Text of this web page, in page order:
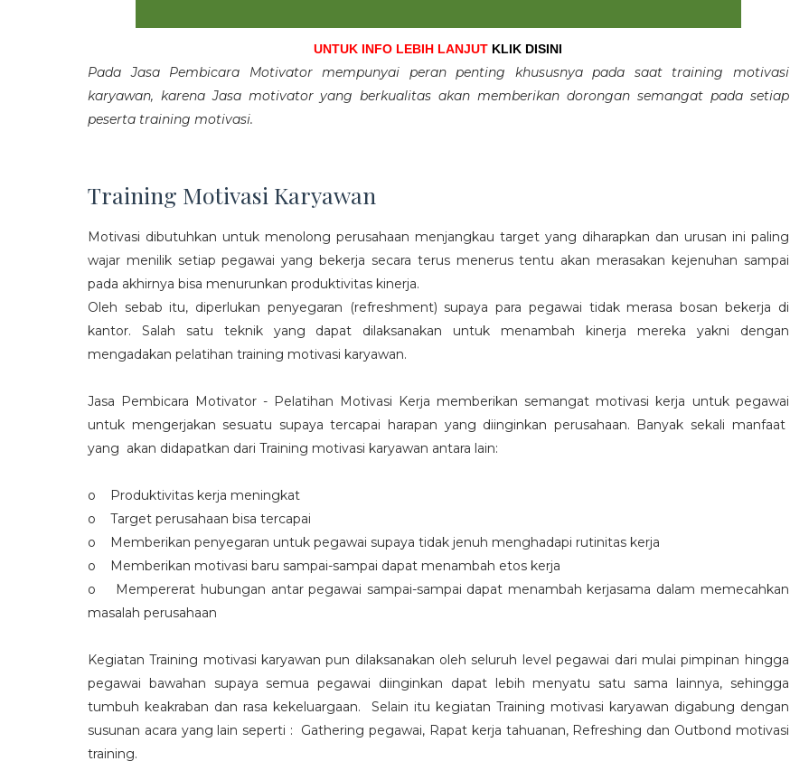
UNTUK INFO LEBIH LANJUT KLIK DISINI
Pada Jasa Pembicara Motivator mempunyai peran penting khususnya pada saat training motivasi
karyawan, karena Jasa motivator yang berkualitas akan memberikan dorongan semangat pada setiap
peserta training motivasi.
Training Motivasi Karyawan
Motivasi dibutuhkan untuk menolong perusahaan menjangkau target yang diharapkan dan urusan ini paling
wajar menilik setiap pegawai yang bekerja secara terus menerus tentu akan merasakan kejenuhan sampai
pada akhirnya bisa menurunkan produktivitas kinerja.
Oleh sebab itu, diperlukan penyegaran (refreshment) supaya para pegawai tidak merasa bosan bekerja di
kantor. Salah satu teknik yang dapat dilaksanakan untuk menambah kinerja mereka yakni dengan
mengadakan pelatihan training motivasi karyawan.
Jasa Pembicara Motivator - Pelatihan Motivasi Kerja memberikan semangat motivasi kerja untuk pegawai
untuk mengerjakan sesuatu supaya tercapai harapan yang diinginkan perusahaan. Banyak sekali manfaat
yang akan didapatkan dari Training motivasi karyawan antara lain:
o Produktivitas kerja meningkat
o Target perusahaan bisa tercapai
o Memberikan penyegaran untuk pegawai supaya tidak jenuh menghadapi rutinitas kerja
o Memberikan motivasi baru sampai-sampai dapat menambah etos kerja
o Mempererat hubungan antar pegawai sampai-sampai dapat menambah kerjasama dalam memecahkan
masalah perusahaan
Kegiatan Training motivasi karyawan pun dilaksanakan oleh seluruh level pegawai dari mulai pimpinan hingga
pegawai bawahan supaya semua pegawai diinginkan dapat lebih menyatu satu sama lainnya, sehingga
tumbuh keakraban dan rasa kekeluargaan. Selain itu kegiatan Training motivasi karyawan digabung dengan
susunan acara yang lain seperti : Gathering pegawai, Rapat kerja tahuanan, Refreshing dan Outbond motivasi
training.